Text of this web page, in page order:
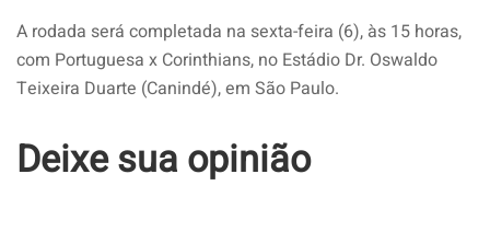
A rodada será completada na sexta-feira (6), às 15 horas,
com Portuguesa x Corinthians, no Estádio Dr. Oswaldo
Teixeira Duarte (Canindé), em São Paulo.
Deixe sua opinião